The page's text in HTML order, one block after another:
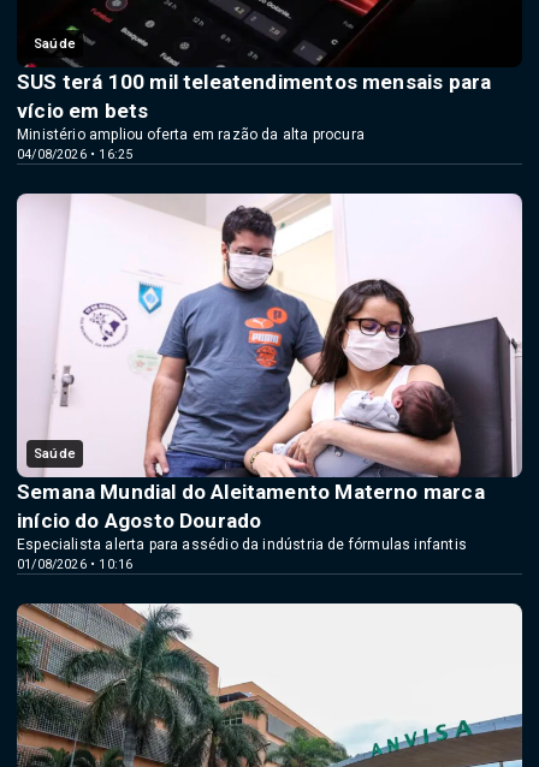
Saúde
04/08/2026 • 16:25
SUS terá 100 mil teleatendimentos mensais para
vício em bets
Ministério ampliou oferta em razão da alta procura
Saúde
01/08/2026 • 10:16
Semana Mundial do Aleitamento Materno marca
início do Agosto Dourado
Especialista alerta para assédio da indústria de fórmulas infantis